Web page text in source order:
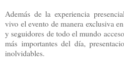
Además de la experiencia
vivo el evento de manera exclusiva
y seguidores de todo el mundo
más importantes del día,
inolvidables.